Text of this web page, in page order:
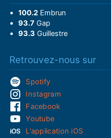
100.2Embrun
93.7 Gap
93.3 Guillestre
Retrouvez-nous sur
Spotify
Instagram
Facebook
Youtube
L'application iOS